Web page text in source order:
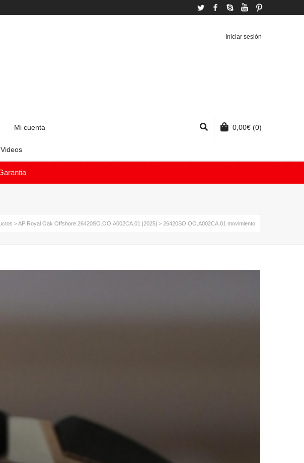
Twitter Facebook
Skype YouTube
Iniciar sesión
Mi cuenta
Videos
0,00€ (0)
>AP Royal Oak Offshore 26420SO.OO.A002CA.01 |2025| > 26420SO.OO.A002CA.01 movimiento